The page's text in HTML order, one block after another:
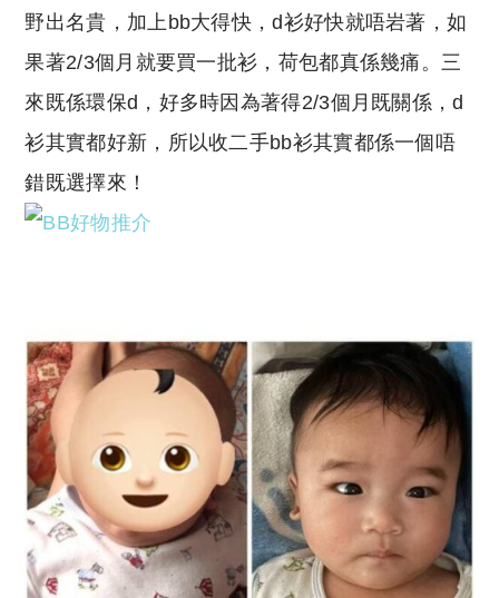
野出名貴，加上bb大得快，d衫好快就唔岩著，如
果著2/3個月就要買一批衫，荷包都真係幾痛。三
來既係環保d，好多時因為著得2/3個月既關係，d
衫其實都好新，所以收二手bb衫其實都係一個唔
錯既選擇來！